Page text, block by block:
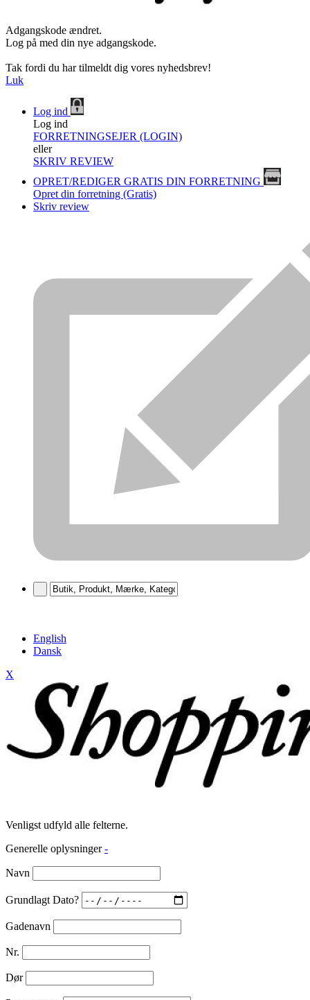
Adgangskode ændret.
Log på med din nye adgangskode.
Tak fordi du har tilmeldt dig vores nyhedsbrev!
Luk
Log ind
Log ind
FORRETNINGSEJER (LOGIN)
eller
SKRIV REVIEW
OPRET/REDIGER GRATIS DIN FORRETNING
Opret din forretning (Gratis)
Skriv review
English
Dansk
X
Venligst udfyld alle felterne.
Generelle oplysninger -
Navn
Grundlagt Dato?
Gadenavn
Nr.
Dør